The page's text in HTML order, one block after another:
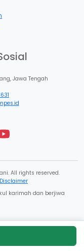
Jawa Tengah
All rights reserved.
Disclaimer
karimah dan berjiwa